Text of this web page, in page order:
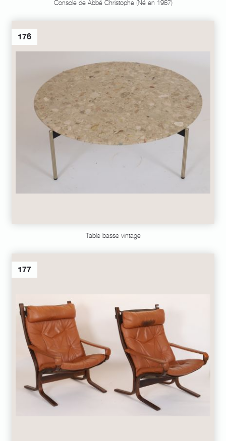
Console de Abbé Christophe (Né en 1967)
176
Table basse vintage
177